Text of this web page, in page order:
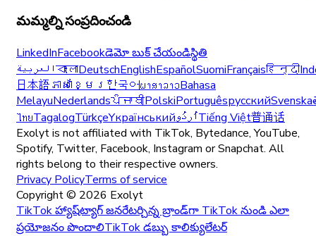
మమ్మల్ని సంప్రదించండి
LinkedInFacebookడెమో బుక్ చేయండిస్థితి
العربيةবাংলাDeutschEnglishEspañolSuomiFrançaisहिन्दी
日本語ភាសាខ្មែរ 한국어ພາສາລາວBahasa
MelayuNederlandsਪੰਜਾਬੀPolskiPortuguêsрусскийSvenska
ไทยTagalogTürkçeYкраїнськийاُردُوTiếng Việt普通话
Exolyt is not affiliated with TikTok, Bytedance, YouTube,
Spotify, Twitter, Facebook, Instagram or Snapchat. All
rights belong to their respective owners.
Privacy PolicyTerms of service
Copyright © 2026 Exolyt
TikTok హ్యాష్‌ట్యాగ్ జనరేటర్చిన్న బ్రాండ్‌గా TikTok నుండి ఎలా
ప్రయోజనం పొందాలిTikTok డబ్బు కాలిక్యులేటర్